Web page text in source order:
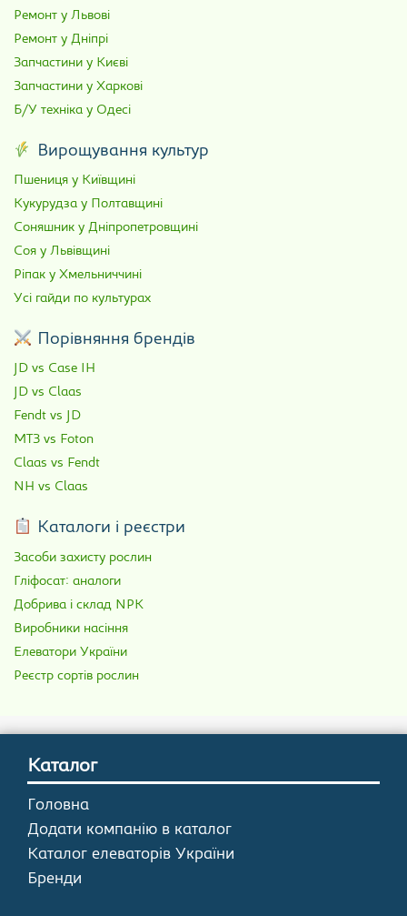
Ремонт у Львові
Ремонт у Дніпрі
Запчастини у Києві
Запчастини у Харкові
Б/У техніка у Одесі
Вирощування культур
Пшениця у Київщині
Кукурудза у Полтавщині
Соняшник у Дніпропетровщині
Соя у Львівщині
Ріпак у Хмельниччині
Усі гайди по культурах
Порівняння брендів
JD vs Case IH
JD vs Claas
Fendt vs JD
МТЗ vs Foton
Claas vs Fendt
NH vs Claas
Каталоги і реєстри
Засоби захисту рослин
Гліфосат: аналоги
Добрива і склад NPK
Виробники насіння
Елеватори України
Реєстр сортів рослин
Каталог
Головна
Додати компанію в каталог
Каталог елеваторів України
Бренди